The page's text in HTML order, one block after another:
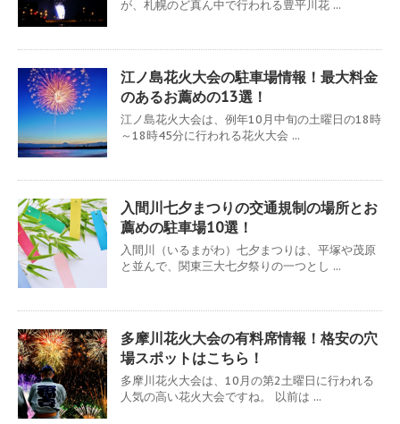
が、札幌のど真ん中で行われる豊平川花 ...
江ノ島花火大会の駐車場情報！最大料金
のあるお薦めの13選！
江ノ島花火大会は、例年10月中旬の土曜日の18時
～18時45分に行われる花火大会 ...
入間川七夕まつりの交通規制の場所とお
薦めの駐車場10選！
入間川（いるまがわ）七夕まつりは、平塚や茂原
と並んで、関東三大七夕祭りの一つとし ...
多摩川花火大会の有料席情報！格安の穴
場スポットはこちら！
多摩川花火大会は、10月の第2土曜日に行われる
人気の高い花火大会ですね。 以前は ...